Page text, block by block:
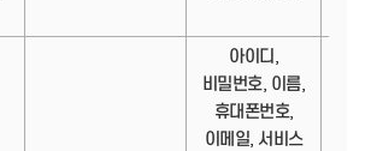
아이디,
비밀번호, 이름,
휴대폰번호,
이메일, 서비스